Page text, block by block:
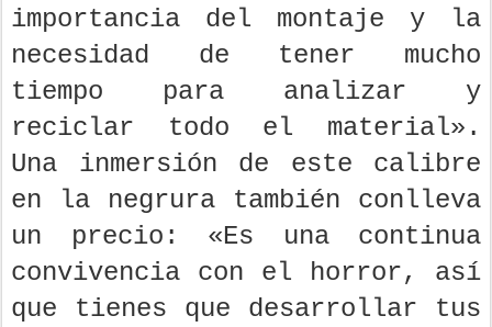
importancia del montaje y la
necesidad de tener mucho
tiempo para analizar y
reciclar todo el material».
Una inmersión de este calibre
en la negrura también conlleva
un precio: «Es una continua
convivencia con el horror, así
que tienes que desarrollar tus